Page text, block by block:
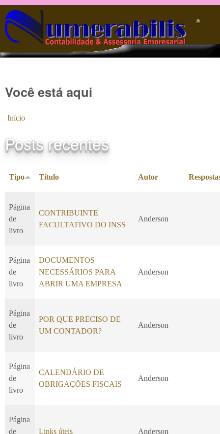
Pular para o conteúdo principal
®️
Você está aqui
Início
Posts recentes
Tipo Título Autor
Página
de
livro
CONTRIBUINTE
FACULTATIVO DO INSS
Anderson
Página
de
livro
DOCUMENTOS
NECESSÁRIOS PARA
ABRIR UMA EMPRESA
Anderson
Página
de
livro
POR QUE PRECISO DE
UM CONTADOR?
Anderson
Página
de
livro
CALENDÁRIO DE
OBRIGAÇÕES FISCAIS
Anderson
Página
de
Links úteis Anderson